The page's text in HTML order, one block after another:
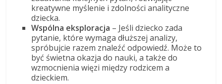
kreatywne myślenie i zdolności analityczne
dziecka.
Wspólna eksploracja – Jeśli dziecko zada
pytanie, które wymaga dłuższej analizy,
spróbujcie razem znaleźć odpowiedź. Może to
być świetna okazja do nauki, a także do
wzmocnienia więzi między rodzicem a
dzieckiem.